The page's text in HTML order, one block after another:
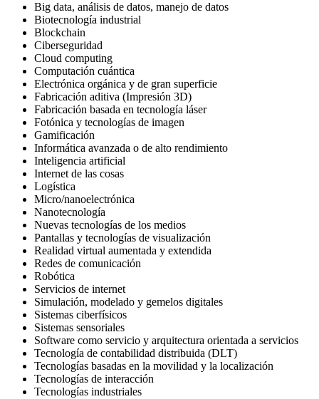
Big data, análisis de datos, manejo de datos
Biotecnología industrial
Blockchain
Ciberseguridad
Cloud computing
Computación cuántica
Electrónica orgánica y de gran superficie
Fabricación aditiva (Impresión 3D)
Fabricación basada en tecnología láser
Fotónica y tecnologías de imagen
Gamificación
Informática avanzada o de alto rendimiento
Inteligencia artificial
Internet de las cosas
Logística
Micro/nanoelectrónica
Nanotecnología
Nuevas tecnologías de los medios
Pantallas y tecnologías de visualización
Realidad virtual aumentada y extendida
Redes de comunicación
Robótica
Servicios de internet
Simulación, modelado y gemelos digitales
Sistemas ciberfísicos
Sistemas sensoriales
Software como servicio y arquitectura orientada a servicios
Tecnología de contabilidad distribuida (DLT)
Tecnologías basadas en la movilidad y la localización
Tecnologías de interacción
Tecnologías industriales